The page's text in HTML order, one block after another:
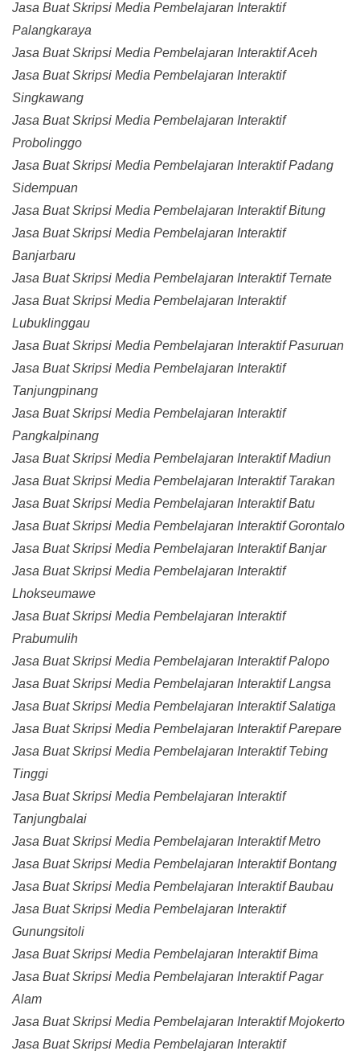
Jasa Buat Skripsi Media Pembelajaran Interaktif
Palangkaraya
Jasa Buat Skripsi Media Pembelajaran Interaktif Aceh
Jasa Buat Skripsi Media Pembelajaran Interaktif
Singkawang
Jasa Buat Skripsi Media Pembelajaran Interaktif
Probolinggo
Jasa Buat Skripsi Media Pembelajaran Interaktif Padang
Sidempuan
Jasa Buat Skripsi Media Pembelajaran Interaktif Bitung
Jasa Buat Skripsi Media Pembelajaran Interaktif
Banjarbaru
Jasa Buat Skripsi Media Pembelajaran Interaktif Ternate
Jasa Buat Skripsi Media Pembelajaran Interaktif
Lubuklinggau
Jasa Buat Skripsi Media Pembelajaran Interaktif Pasuruan
Jasa Buat Skripsi Media Pembelajaran Interaktif
Tanjungpinang
Jasa Buat Skripsi Media Pembelajaran Interaktif
Pangkalpinang
Jasa Buat Skripsi Media Pembelajaran Interaktif Madiun
Jasa Buat Skripsi Media Pembelajaran Interaktif Tarakan
Jasa Buat Skripsi Media Pembelajaran Interaktif Batu
Jasa Buat Skripsi Media Pembelajaran Interaktif Gorontalo
Jasa Buat Skripsi Media Pembelajaran Interaktif Banjar
Jasa Buat Skripsi Media Pembelajaran Interaktif
Lhokseumawe
Jasa Buat Skripsi Media Pembelajaran Interaktif
Prabumulih
Jasa Buat Skripsi Media Pembelajaran Interaktif Palopo
Jasa Buat Skripsi Media Pembelajaran Interaktif Langsa
Jasa Buat Skripsi Media Pembelajaran Interaktif Salatiga
Jasa Buat Skripsi Media Pembelajaran Interaktif Parepare
Jasa Buat Skripsi Media Pembelajaran Interaktif Tebing
Tinggi
Jasa Buat Skripsi Media Pembelajaran Interaktif
Tanjungbalai
Jasa Buat Skripsi Media Pembelajaran Interaktif Metro
Jasa Buat Skripsi Media Pembelajaran Interaktif Bontang
Jasa Buat Skripsi Media Pembelajaran Interaktif Baubau
Jasa Buat Skripsi Media Pembelajaran Interaktif
Gunungsitoli
Jasa Buat Skripsi Media Pembelajaran Interaktif Bima
Jasa Buat Skripsi Media Pembelajaran Interaktif Pagar
Alam
Jasa Buat Skripsi Media Pembelajaran Interaktif Mojokerto
Jasa Buat Skripsi Media Pembelajaran Interaktif